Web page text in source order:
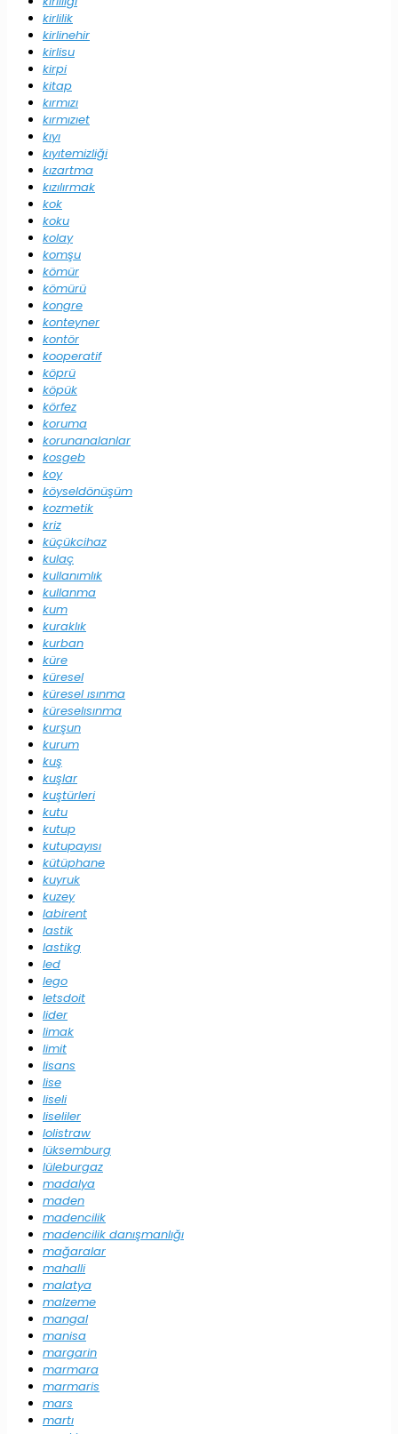
kirlilik
kirlinehir
kirlisu
kirpi
kitap
kırmızı
kırmızıet
kıyı
kıyıtemizliği
kızartma
kızılırmak
kok
koku
kolay
komşu
kömür
kömürü
kongre
konteyner
kontör
kooperatif
köprü
köpük
körfez
koruma
korunanalanlar
kosgeb
koy
köyseldönüşüm
kozmetik
kriz
küçükcihaz
kulaç
kullanımlık
kullanma
kum
kuraklık
kurban
küre
küresel
küresel ısınma
küreselısınma
kurşun
kurum
kuş
kuşlar
kuştürleri
kutu
kutup
kutupayısı
kütüphane
kuyruk
kuzey
labirent
lastik
lastikg
led
lego
letsdoit
lider
limak
limit
lisans
lise
liseli
liseliler
lolistraw
lüksemburg
lüleburgaz
madalya
maden
madencilik
madencilik danışmanlığı
mağaralar
mahalli
malatya
malzeme
mangal
manisa
margarin
marmara
marmaris
mars
martı